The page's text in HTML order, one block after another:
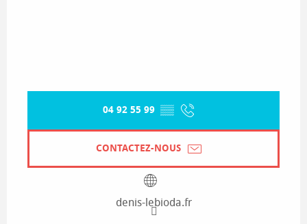
04 92 55 99 ▒▒
CONTACTEZ-NOUS
denis-lebioda.fr